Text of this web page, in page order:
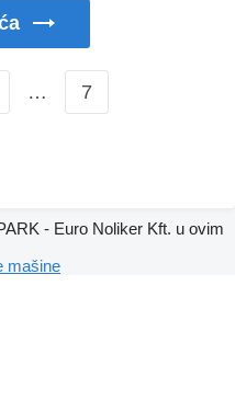
… 7
- Euro Noliker Kft. u ovim
mašine